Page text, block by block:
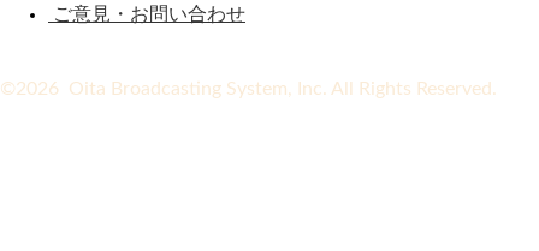
ご意見・お問い合わせ
©2026 Oita Broadcasting System, Inc. All Rights Reserved.